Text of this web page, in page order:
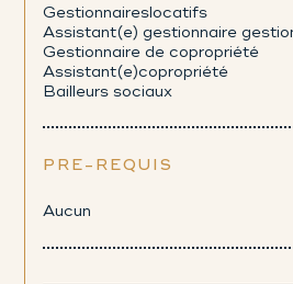
Gestionnaireslocatifs
Assistant(e) gestionnaire
Gestionnaire de copropriété
Assistant(e)copropriété
Bailleurs sociaux
PRE-REQUIS
Aucun